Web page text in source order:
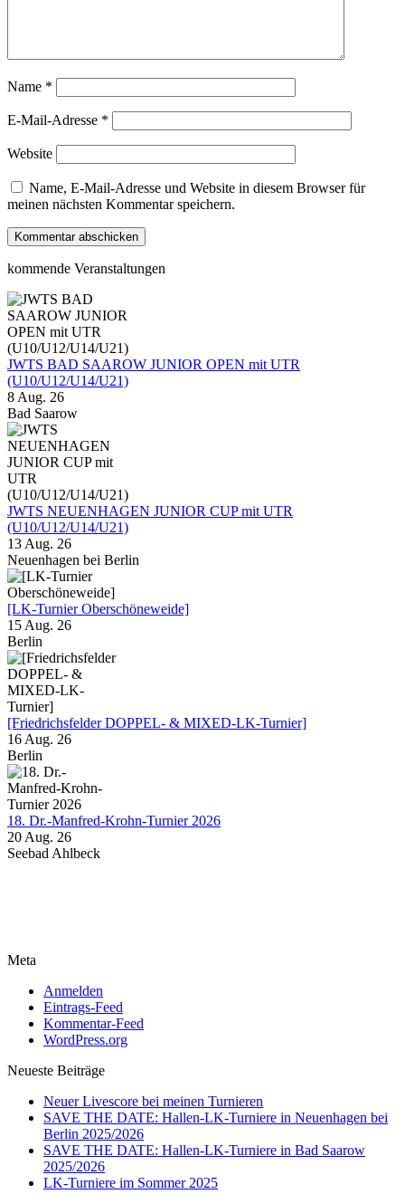
Name *
E-Mail-Adresse *
Website
Name, E-Mail-Adresse und Website in diesem Browser für
meinen nächsten Kommentar speichern.
kommende Veranstaltungen
JWTS BAD SAAROW JUNIOR OPEN mit UTR
(U10/U12/U14/U21)
8 Aug. 26
Bad Saarow
JWTS NEUENHAGEN JUNIOR CUP mit UTR
(U10/U12/U14/U21)
13 Aug. 26
Neuenhagen bei Berlin
[LK-Turnier Oberschöneweide]
15 Aug. 26
Berlin
[Friedrichsfelder DOPPEL- & MIXED-LK-Turnier]
16 Aug. 26
Berlin
18. Dr.-Manfred-Krohn-Turnier 2026
20 Aug. 26
Seebad Ahlbeck
Meta
Anmelden
Eintrags-Feed
Kommentar-Feed
WordPress.org
Neueste Beiträge
Neuer Livescore bei meinen Turnieren
SAVE THE DATE: Hallen-LK-Turniere in Neuenhagen bei
Berlin 2025/2026
SAVE THE DATE: Hallen-LK-Turniere in Bad Saarow
2025/2026
LK-Turniere im Sommer 2025